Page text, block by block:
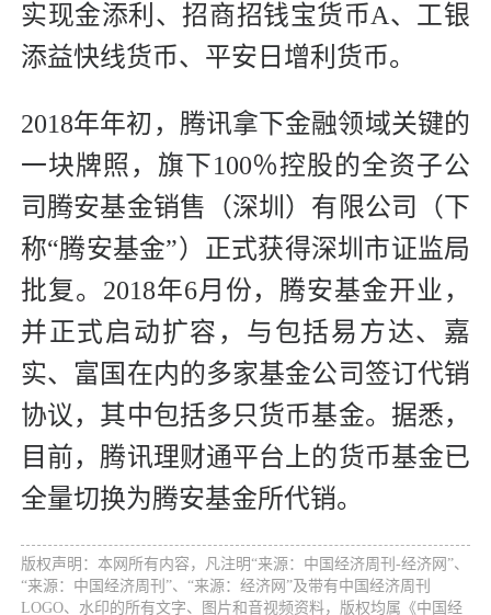
实现金添利、招商招钱宝货币A、工银
添益快线货币、平安日增利货币。
2018年年初，腾讯拿下金融领域关键的
一块牌照，旗下100％控股的全资子公
司腾安基金销售（深圳）有限公司（下
称“腾安基金”）正式获得深圳市证监局
批复。2018年6月份，腾安基金开业，
并正式启动扩容，与包括易方达、嘉
实、富国在内的多家基金公司签订代销
协议，其中包括多只货币基金。据悉，
目前，腾讯理财通平台上的货币基金已
全量切换为腾安基金所代销。
版权声明：本网所有内容，凡注明“来源：中国经济周刊-经济网”、
“来源：中国经济周刊”、“来源：经济网”及带有中国经济周刊
LOGO、水印的所有文字、图片和音视频资料，版权均属《中国经